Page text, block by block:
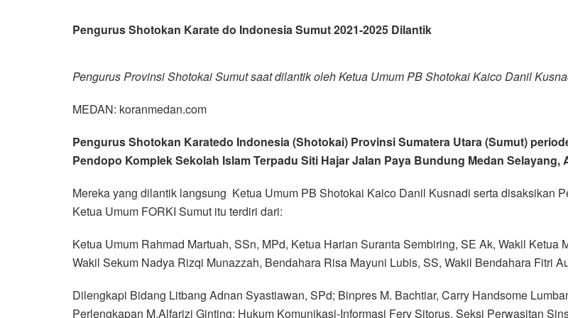
Pengurus Shotokan Karate do Indonesia Sumut 2021-2025 Dilantik
Pengurus Provinsi Shotokai Sumut saat dilantik oleh Ketua Umum PB Shotokai Kaico Danil
MEDAN: koranmedan.com
Pengurus Shotokan Karatedo Indonesia (Shotokai) Provinsi Sumatera Utara (Sumut)
Pendopo Komplek Sekolah Islam Terpadu Siti Hajar Jalan Paya Bundung Medan Selayang,
Mereka yang dilantik langsung Ketua Umum PB Shotokai Kaico Danil Kusnadi serta disaksikan
Ketua Umum FORKI Sumut itu terdiri dari:
Ketua Umum Rahmad Martuah, SSn, MPd, Ketua Harian Suranta Sembiring, SE Ak, Wakil
Wakil Sekum Nadya Rizqi Munazzah, Bendahara Risa Mayuni Lubis, SS, Wakil Bendahara Fitri
Dilengkapi Bidang Litbang Adnan Syastiawan, SPd; Binpres M. Bachtiar, Carry Handsome
Perlengkapan M.Alfarizi Ginting; Hukum Komunikasi-Informasi Fery Sitorus. Seksi Perwasitan